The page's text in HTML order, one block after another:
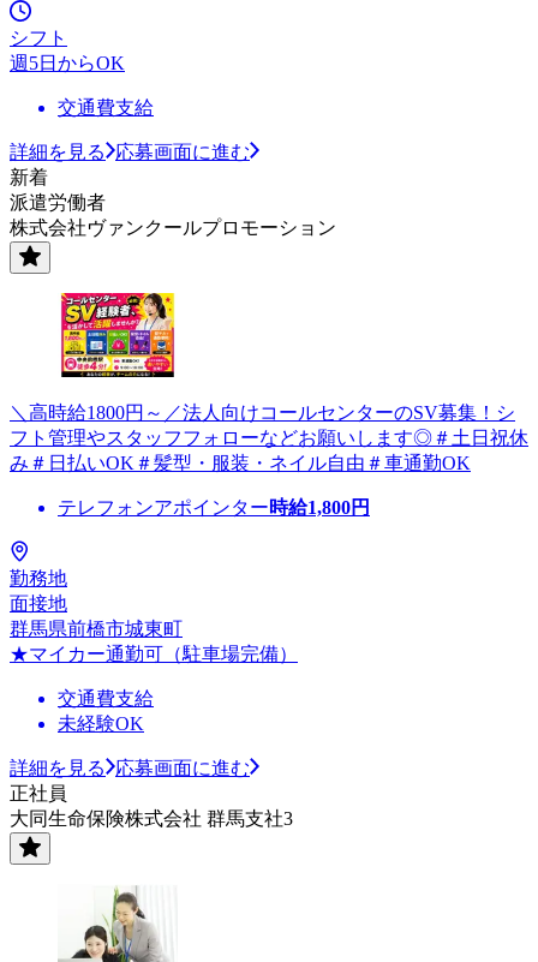
シフト
週5日からOK
交通費支給
詳細を見る
応募画面に進む
新着
派遣労働者
株式会社ヴァンクールプロモーション
＼高時給1800円～／法人向けコールセンターのSV募集！シ
フト管理やスタッフフォローなどお願いします◎＃土日祝休
み＃日払いOK＃髪型・服装・ネイル自由＃車通勤OK
テレフォンアポインター時給1,800円
勤務地
面接地
群馬県前橋市城東町
★マイカー通勤可（駐車場完備）
交通費支給
未経験OK
詳細を見る
応募画面に進む
正社員
大同生命保険株式会社 群馬支社3